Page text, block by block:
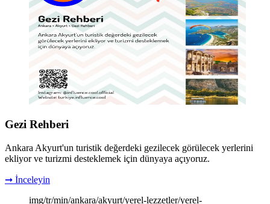
Gezi Rehberi
Ankara Akyurt'un turistik değerdeki gezilecek görülecek yerlerini
ekliyor ve turizmi desteklemek için dünyaya açıyoruz.
➞ İnceleyin
img/tr/min/ankara/akyurt/yerel-lezzetler/yerel-